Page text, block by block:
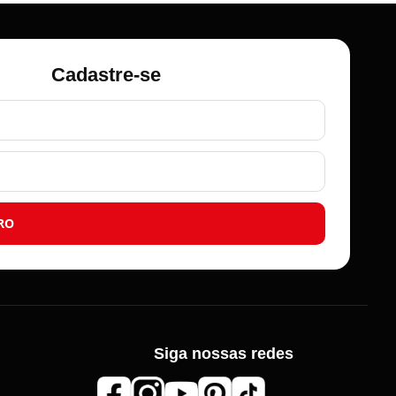
Roma Aviamentos
Online agora
Cadastre-se
Siga nossas redes